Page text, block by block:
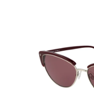
hviezdičiek.